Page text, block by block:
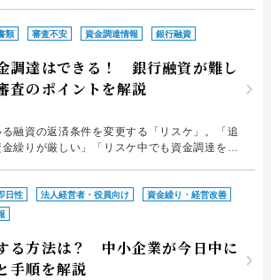
有力な選択肢となるのがファクタリングで
類 審査不安 資金調達情報 銀行融資
調達はできる！ 銀行融資が難し
査のポイントを解説
融資の返済条件を変更する「リスケ」。「追
繰りが厳しい」「リスケ中でも資金調達を行
的です。しかし、リスケ中でも資金調達の手段
けではありません。特に、売掛債権を活...
日性 法人経営者・役員向け
資金繰り・経営改善
る方法は？ 中小企業が今日中に
手順を解説